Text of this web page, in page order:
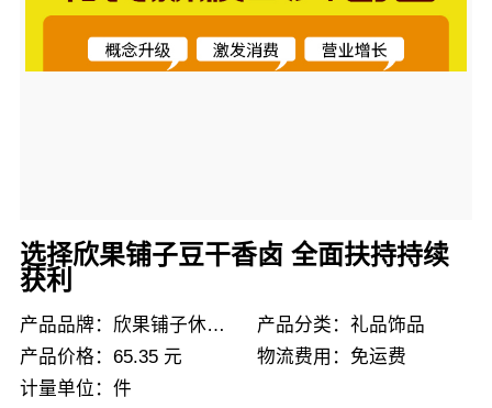
选择欣果铺子豆干香卤 全面扶持持续
获利
产品品牌：欣果铺子休闲零食
产品分类：礼品饰品
产品价格：65.35 元
物流费用：免运费
计量单位：件